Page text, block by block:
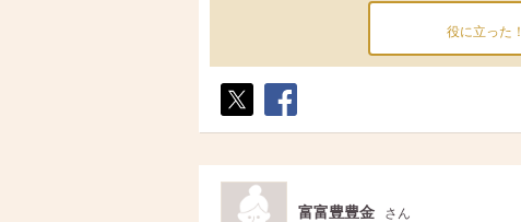
役に立った！
ト
ア
富富豊豊金 さん